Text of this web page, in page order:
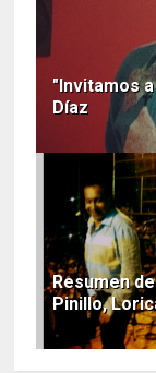
"Invitamos
Díaz
Resumen
Pinillo,